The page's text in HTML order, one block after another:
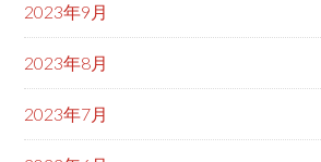
2023年9月
2023年8月
2023年7月